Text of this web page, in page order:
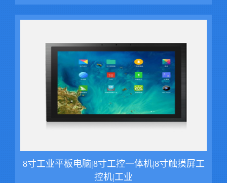
8寸工业平板电脑|8寸工控一体机|8寸触摸屏工
控机|工业